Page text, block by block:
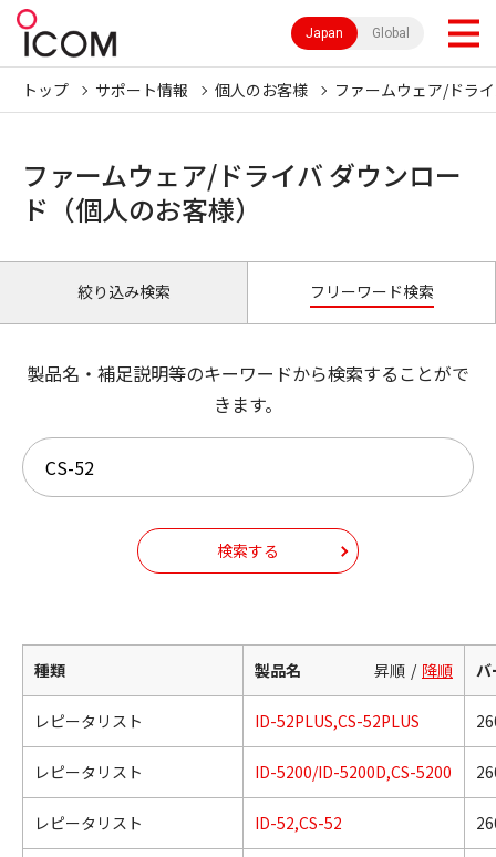
Japan Global
トップ サポート情報 個人のお客様 ファームウェア/ドラ
ファームウェア/ドライバ ダウンロー
ド（個人のお客様）
絞り込み検索 フリーワード検索
製品名・補足説明等のキーワードから検索することがで
きます。
検索する
種類 製品名 昇順 降順 バ
レピータリスト ID-52PLUS,CS-52PLUS
レピータリスト ID-5200/ID-5200D,CS-5200
レピータリスト ID-52,CS-52